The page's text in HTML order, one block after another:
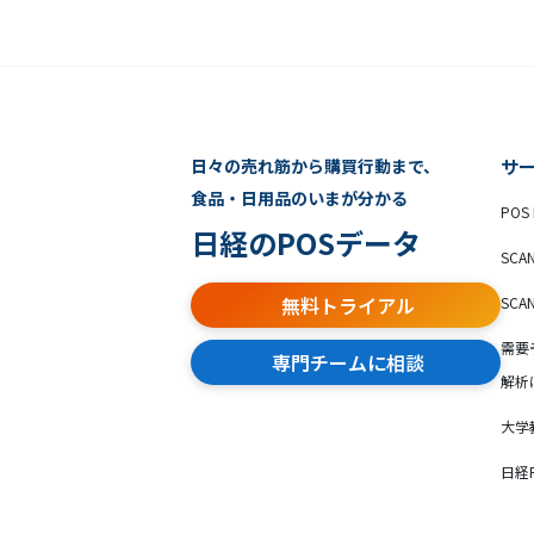
日々の売れ筋から購買行動まで、
食品・日用品のいまが分かる
日経のPOSデータ
無料トライアル
専門チームに相談
サ
POS
SCAN
需要
解析
大学
日経